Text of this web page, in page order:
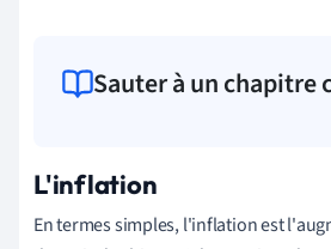
Sauter à un chapitre
L'inflation
En termes simples, l'inflation est